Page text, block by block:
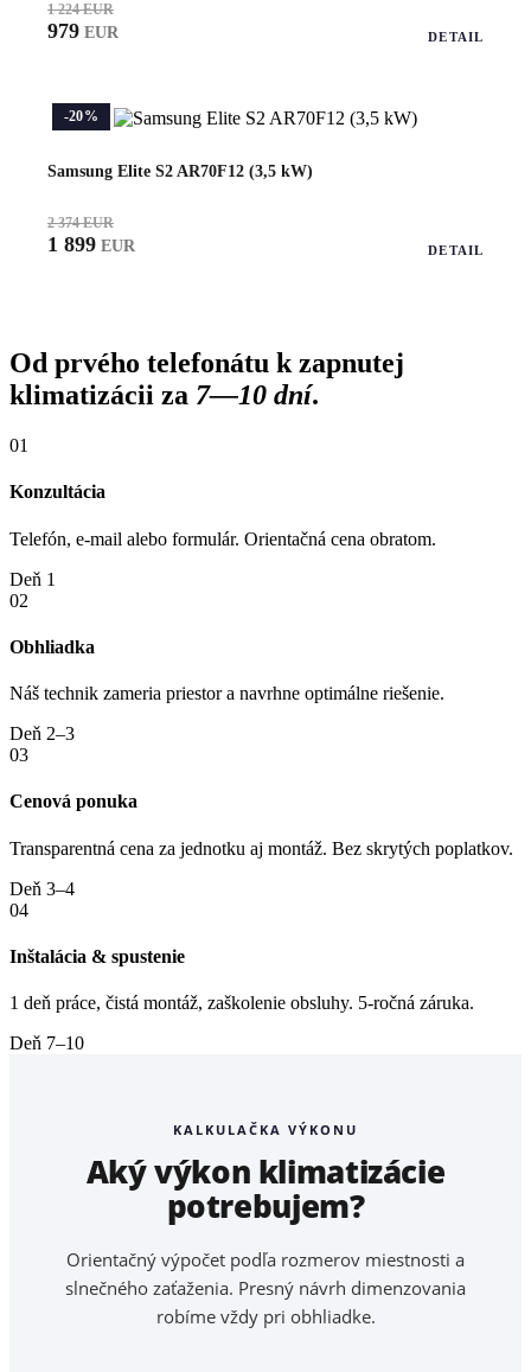
1 224 EUR
979 EUR DETAIL
-20%
Samsung Elite S2 AR70F12 (3,5 kW)
2 374 EUR
1 899 EUR DETAIL
Od prvého telefonátu k zapnutej
klimatizácii za 7—10 dní.
01
Konzultácia
Telefón, e-mail alebo formulár. Orientačná cena obratom.
Deň 1
02
Obhliadka
Náš technik zameria priestor a navrhne optimálne riešenie.
Deň 2–3
03
Cenová ponuka
Transparentná cena za jednotku aj montáž. Bez skrytých poplatkov.
Deň 3–4
04
Inštalácia & spustenie
1 deň práce, čistá montáž, zaškolenie obsluhy. 5-ročná záruka.
Deň 7–10
KALKULAČKA VÝKONU
Aký výkon klimatizácie
potrebujem?
Orientačný výpočet podľa rozmerov miestnosti a
slnečného zaťaženia. Presný návrh dimenzovania
robíme vždy pri obhliadke.